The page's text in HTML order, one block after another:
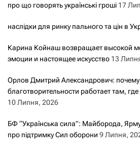
про що говорять українські гроші 17
наслідки для ринку пального та цін в
Карина Койнаш возвращает высокой
эмоции и настоящее искусство 13
Орлов Дмитрий Александрович: почему
благотворительности работает там,
10 Липня, 2026
БФ “Українська сила”: Майборода,
про підтримку Сил оборони 9 Липня,